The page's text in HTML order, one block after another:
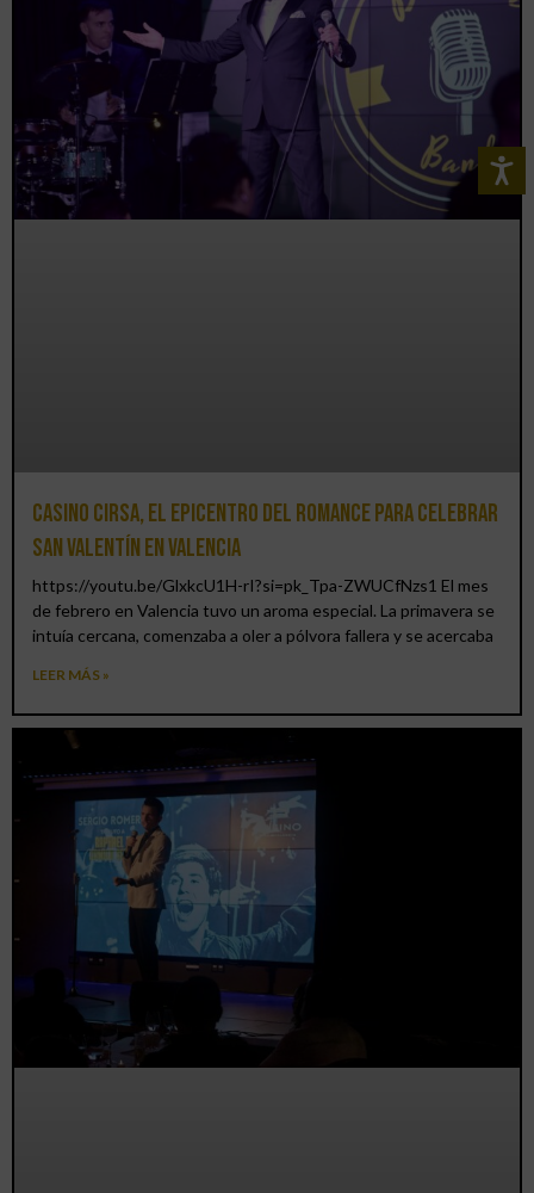
Casino CIRSA, el epicentro del romance para celebrar
San Valentín en Valencia
https://youtu.be/GlxkcU1H-rI?si=pk_Tpa-ZWUCfNzs1 El mes
de febrero en Valencia tuvo un aroma especial. La primavera se
intuía cercana, comenzaba a oler a pólvora fallera y se acercaba
LEER MÁS »